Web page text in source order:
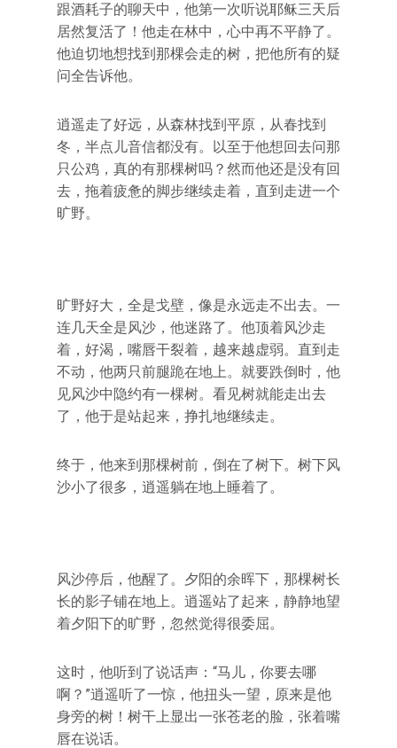
跟酒耗子的聊天中，他第一次听说耶稣三天后
居然复活了！他走在林中，心中再不平静了。
他迫切地想找到那棵会走的树，把他所有的疑
问全告诉他。
逍遥走了好远，从森林找到平原，从春找到
冬，半点儿音信都没有。以至于他想回去问那
只公鸡，真的有那棵树吗？然而他还是没有回
去，拖着疲惫的脚步继续走着，直到走进一个
旷野。
旷野好大，全是戈壁，像是永远走不出去。一
连几天全是风沙，他迷路了。他顶着风沙走
着，好渴，嘴唇干裂着，越来越虚弱。直到走
不动，他两只前腿跪在地上。就要跌倒时，他
见风沙中隐约有一棵树。看见树就能走出去
了，他于是站起来，挣扎地继续走。
终于，他来到那棵树前，倒在了树下。树下风
沙小了很多，逍遥躺在地上睡着了。
风沙停后，他醒了。夕阳的余晖下，那棵树长
长的影子铺在地上。逍遥站了起来，静静地望
着夕阳下的旷野，忽然觉得很委屈。
这时，他听到了说话声：“马儿，你要去哪
啊？”逍遥听了一惊，他扭头一望，原来是他
身旁的树！树干上显出一张苍老的脸，张着嘴
唇在说话。